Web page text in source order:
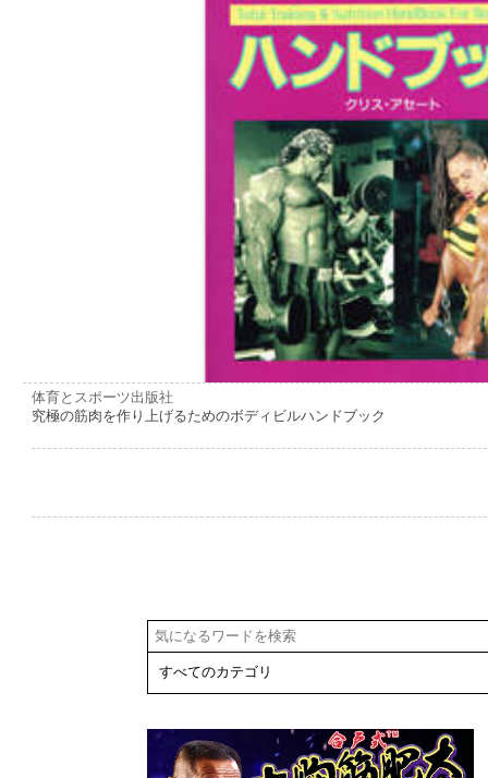
体育とスポーツ出版社
究極の筋肉を作り上げるためのボディビルハンドブック